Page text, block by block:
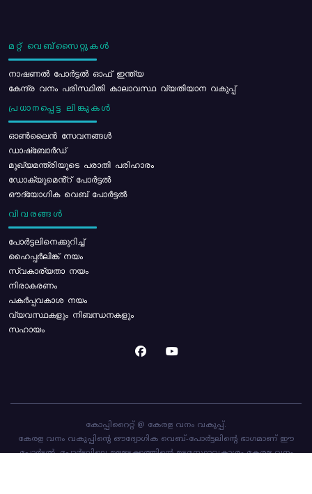
മറ്റ് വെബ്സൈറ്റുകൾ
നാഷണൽ പോർട്ടൽ ഓഫ് ഇന്ത്യ
കേന്ദ്ര വനം പരിസ്ഥിതി കാലാവസ്ഥ വ്യതിയാന വകുപ്പ്
പ്രധാനപ്പെട്ട ലിങ്കുകൾ
ഓൺലൈൻ സേവനങ്ങൾ
ഡാഷ്ബോർഡ്
മുഖ്യമന്ത്രിയുടെ പരാതി പരിഹാരം
ഡോക്യുമെൻ്റ് പോർട്ടൽ
ഔദ്യോഗിക വെബ് പോർട്ടൽ
വിവരങ്ങൾ
പോര്‍ട്ടലിനെക്കുറിച്ച്
ഹൈപ്പർലിങ്ക് നയം
സ്വകാര്യതാ നയം
നിരാകരണം
പകർപ്പവകാശ നയം
വ്യവസ്ഥകളും നിബന്ധനകളും
സഹായം
കോപ്പിറൈറ്റ് @ കേരള വനം വകുപ്പ്.
കേരള വനം വകുപ്പിന്റെ ഔദ്യോഗിക വെബ്-പോർട്ടലിന്റെ ഭാഗമാണ് ഈ
പോർട്ടൽ. പോർട്ടലിലെ ഉള്ളടക്കത്തിന്റെ ഉടമസ്ഥാവകാശം കേരള വനം